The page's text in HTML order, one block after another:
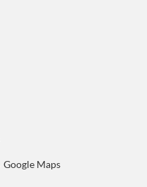
Google Maps